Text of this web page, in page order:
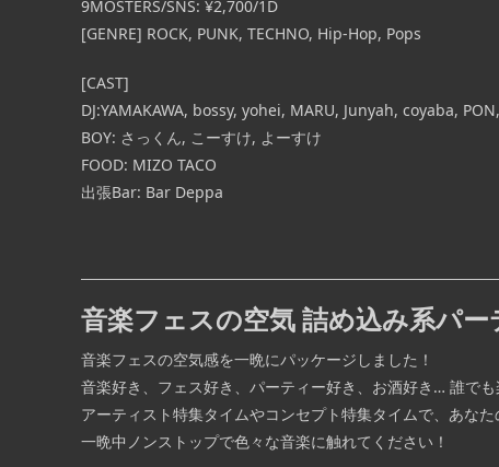
9MOSTERS/SNS: ¥2,700/1D
[GENRE] ROCK, PUNK, TECHNO, Hip-Hop, Pops
[CAST]
DJ:YAMAKAWA, bossy, yohei, MARU, Junyah, coyaba,
BOY: さっくん, こーすけ, よーすけ
FOOD: MIZO TACO
出張Bar: Bar Deppa
音楽フェスの空気 詰め込み系パー
音楽フェスの空気感を一晩にパッケージしました！
音楽好き、フェス好き、パーティー好き、お酒好き… 誰でも
アーティスト特集タイムやコンセプト特集タイムで、あな
一晩中ノンストップで色々な音楽に触れてください！